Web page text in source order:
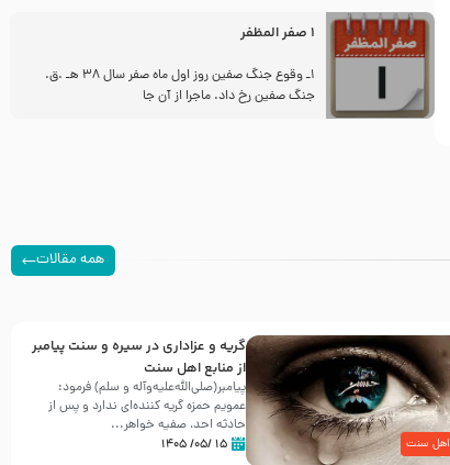
1 صفر المظفر
1ـ وقوع جنگ صفین روز اول ماه صفر سال 38 هـ .ق.
جنگ صفین رخ داد. ماجرا از آن جا
همه مقالات
اهل سنت
گریه و عزاداری در سیره و سنت پیامبر
از منابع اهل سنت
پیامبر(صلی‌الله‌علیه‌وآله و سلم) فرمود:
عمویم حمزه گریه کننده‌ای ندارد و پس از
حادثه احد، صفیه خواهر...
۱۵ /۰۵/ ۱۴۰۵